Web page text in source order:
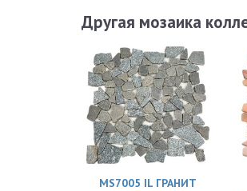
Другая мозаика
MS7005 IL ГРАНИТ